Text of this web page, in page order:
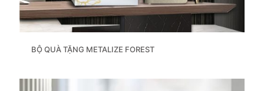
BỘ QUÀ TẶNG METALIZE FOREST